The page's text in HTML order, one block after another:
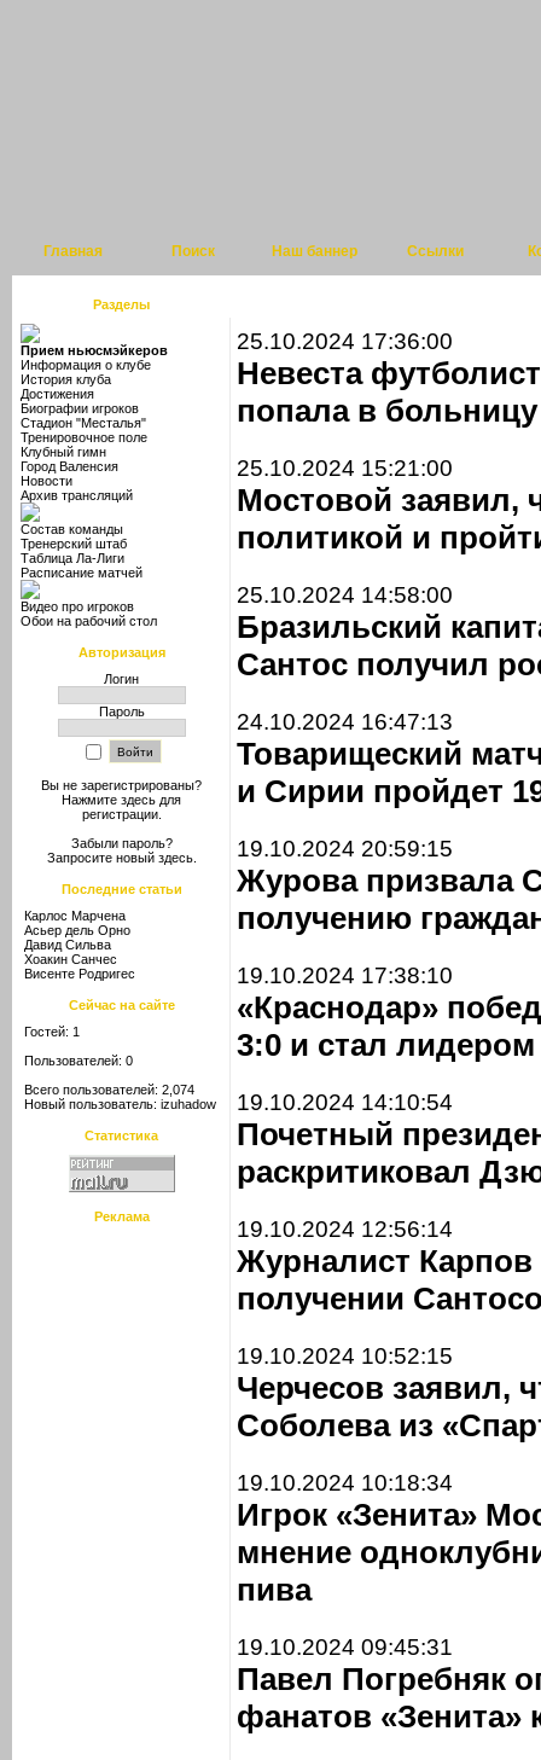
Главная Поиск Наш баннер Ссылки
Разделы
Прием ньюсмэйкеров
Информация о клубе
История клуба
Достижения
Биографии игроков
Стадион "Месталья"
Тренировочное поле
Клубный гимн
Город Валенсия
Новости
Архив трансляций
Состав команды
Тренерский штаб
Таблица Ла-Лиги
Расписание матчей
Видео про игроков
Обои на рабочий стол
Авторизация
Логин
Пароль
Вы не зарегистрированы?
Нажмите здесь для
регистрации.
Забыли пароль?
Запросите новый здесь.
Последние статьи
Карлос Марчена
Асьер дель Орно
Давид Сильва
Хоакин Санчес
Висенте Родригес
Сейчас на сайте
Гостей: 1
Пользователей: 0
Всего пользователей: 2,074
Новый пользователь: izuhadow
Статистика
Реклама
25.10.2024 17:36:00
Невеста
попала в
25.10.2024 15:21:00
Мостовой заявил,
политикой и
25.10.2024 14:58:00
Бразильский
Сантос получил
24.10.2024 16:47:13
Товарищеский
и Сирии пройдет
19.10.2024 20:59:15
Журова призвала
получению
19.10.2024 17:38:10
«Краснодар»
3:0 и стал
19.10.2024 14:10:54
Почетный
раскритиковал
19.10.2024 12:56:14
Журналист
получении
19.10.2024 10:52:15
Черчесов заявил,
Соболева из
19.10.2024 10:18:34
Игрок «Зенита»
мнение
пива
19.10.2024 09:45:31
Павел Погребняк
фанатов «Зенита»